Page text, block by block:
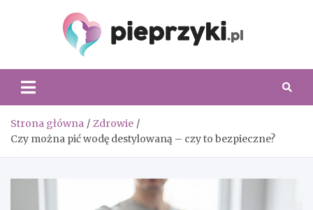
Strona główna
Zdrowie
Czy można pić wodę destylowaną – czy to bezpieczne?